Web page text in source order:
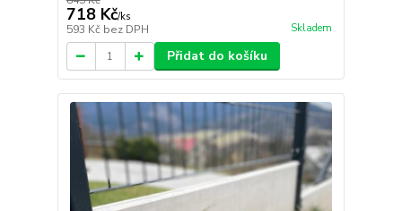
718 Kč/ks
593 Kč bez DPH Skladem
Přidat do košíku